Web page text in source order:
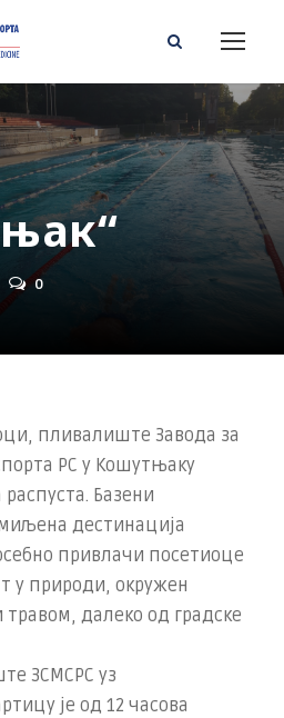
0
пливалиште Завода за
РС у Кошутњаку
распуста. Базени
дестинација
привлачи посетиоце
у природи, окружен
далеко од градске
ЗСМСРС уз
је од 12 часова